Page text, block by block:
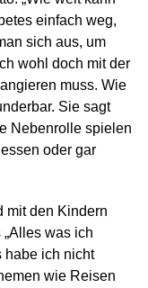
einfach weg,
sich aus, um
wohl doch mit der
muss. Wie
Sie sagt
Nebenrolle spielen
oder gar
mit den Kindern
was ich
habe ich nicht
wie Reisen